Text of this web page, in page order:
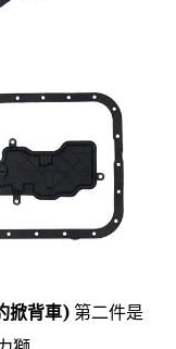
掀背車) 第二件是